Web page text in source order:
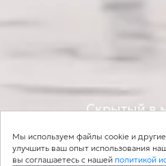
Жевательный табак
альтернативаСкрытый в
Мы используем файлы cookie и
улучшить ваш опыт использования
вы соглашаетесь с нашей политикой